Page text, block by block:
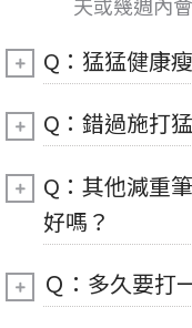
Q：猛猛健康
Q：錯過施打
Q：其他減重
好嗎？
Ｑ：多久要打